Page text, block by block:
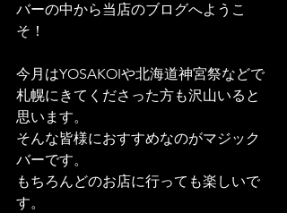
バーの中から当店のブログへようこ
そ！
今月はYOSAKOIや北海道神宮祭などで
札幌にきてくださった方も沢山いると
思います。
そんな皆様におすすめなのがマジック
バーです。
もちろんどのお店に行っても楽しいで
す。